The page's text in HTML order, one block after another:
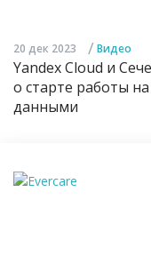
20 дек 2023 / Видео
Yandex Cloud и
о старте работы
данными